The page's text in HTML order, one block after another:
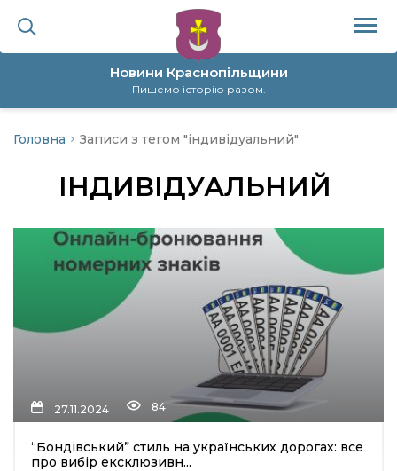
Новини Краснопільщини
Пишемо історію разом.
політика
Головна Записи з тегом "індивідуальний"
ІНДИВІДУАЛЬНИЙ
27.11.2024 84
“Бондівський” стиль на українських дорогах: все
про вибір ексклюзивн...